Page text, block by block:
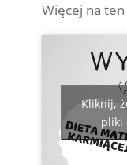
Więcej na
Kliknij,
pliki